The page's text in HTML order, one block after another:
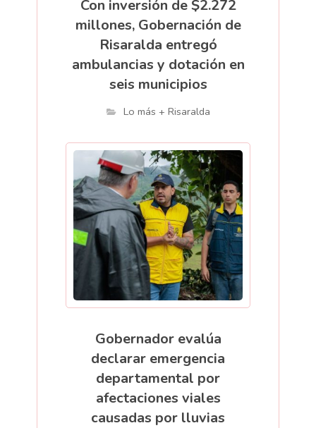
Con inversión de $2.272
millones, Gobernación de
Risaralda entregó
ambulancias y dotación en
seis municipios
Lo más + Risaralda
Gobernador evalúa
declarar emergencia
departamental por
afectaciones viales
causadas por lluvias